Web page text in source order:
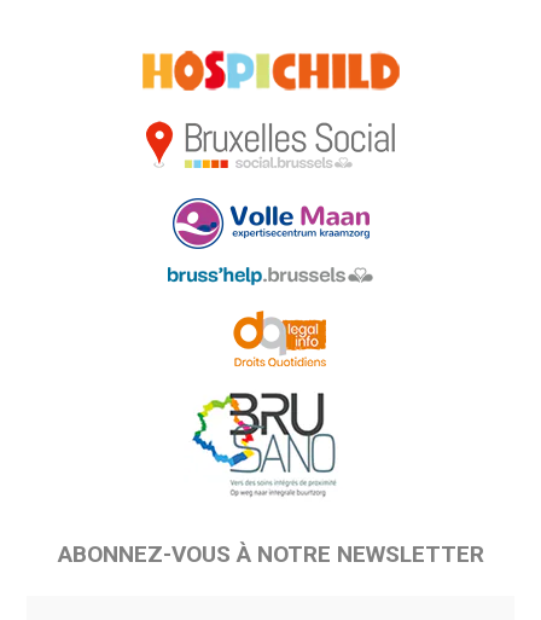
ABONNEZ-VOUS À NOTRE NEWSLETTER